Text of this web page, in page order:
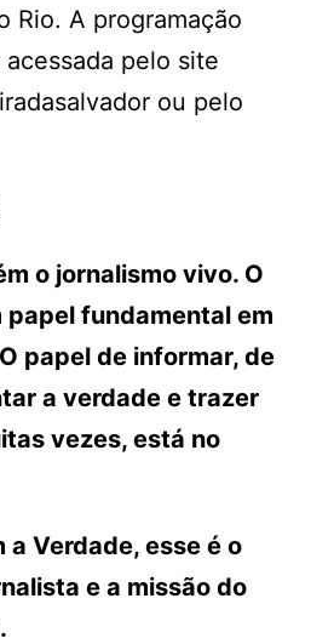
Rio. A programação
pelo site
ou pelo
o jornalismo vivo. O
papel fundamental em
papel de informar, de
a verdade e trazer
vezes, está no
a Verdade, esse é o
e a missão do